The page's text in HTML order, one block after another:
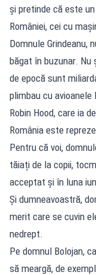
și pretinde că este
României, cei cu
Domnule Grindeanu,
băgat în buzunar. Nu
de epocă sunt
plimbau cu
Robin Hood, care ia
România este
Pentru că voi,
tăiați de la copii,
acceptat și în luna
Și dumneavoastră,
merit care se cuvin
nedrept.
Pe domnul Bolojan,
să meargă, de